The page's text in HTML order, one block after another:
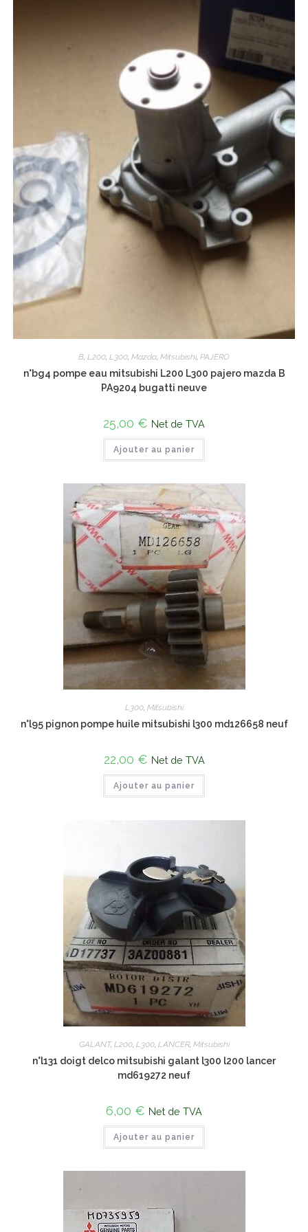
B, L200, L300, Mazda, Mitsubishi, PAJERO
n°bg4 pompe eau mitsubishi L200 L300 pajero mazda B
PA9204 bugatti neuve
25,00 € Net de TVA
Ajouter au panier
L300, Mitsubishi
n°l95 pignon pompe huile mitsubishi l300 md126658 neuf
22,00 € Net de TVA
Ajouter au panier
GALANT, L200, L300, LANCER, Mitsubishi
n°l131 doigt delco mitsubishi galant l300 l200 lancer
md619272 neuf
6,00 € Net de TVA
Ajouter au panier